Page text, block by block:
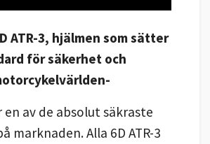
ATR-3, hjälmen som sätter
för säkerhet och
en av de absolut säkraste
marknaden. Alla 6D ATR-3